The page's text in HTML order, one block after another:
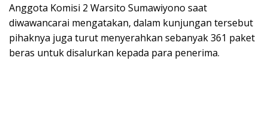
Anggota Komisi 2 Warsito Sumawiyono saat
diwawancarai mengatakan, dalam kunjungan tersebut
pihaknya juga turut menyerahkan sebanyak 361 paket
beras untuk disalurkan kepada para penerima.